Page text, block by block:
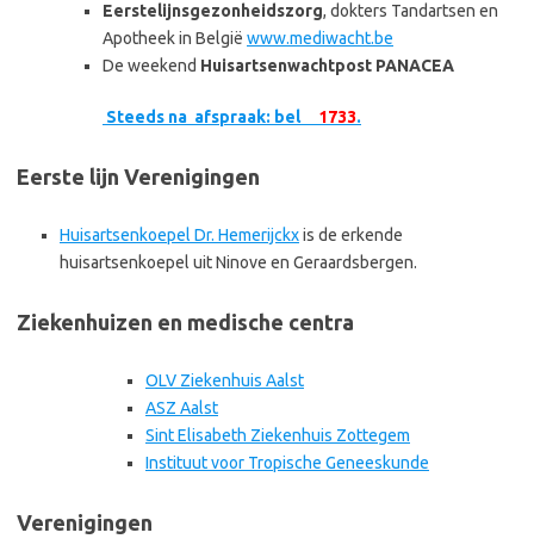
Eerstelijnsgezonheidszorg, dokters Tandartsen en
Apotheek in België www.mediwacht.be
De weekend Huisartsenwachtpost PANACEA
Steeds na afspraak: bel 1733.
Eerste lijn Verenigingen
Huisartsenkoepel Dr. Hemerijckxis de erkende
huisartsenkoepel uit Ninove en Geraardsbergen.
Ziekenhuizen en medische centra
OLV Ziekenhuis Aalst
ASZ Aalst
Sint Elisabeth Ziekenhuis Zottegem
Instituut voor Tropische Geneeskunde
Verenigingen